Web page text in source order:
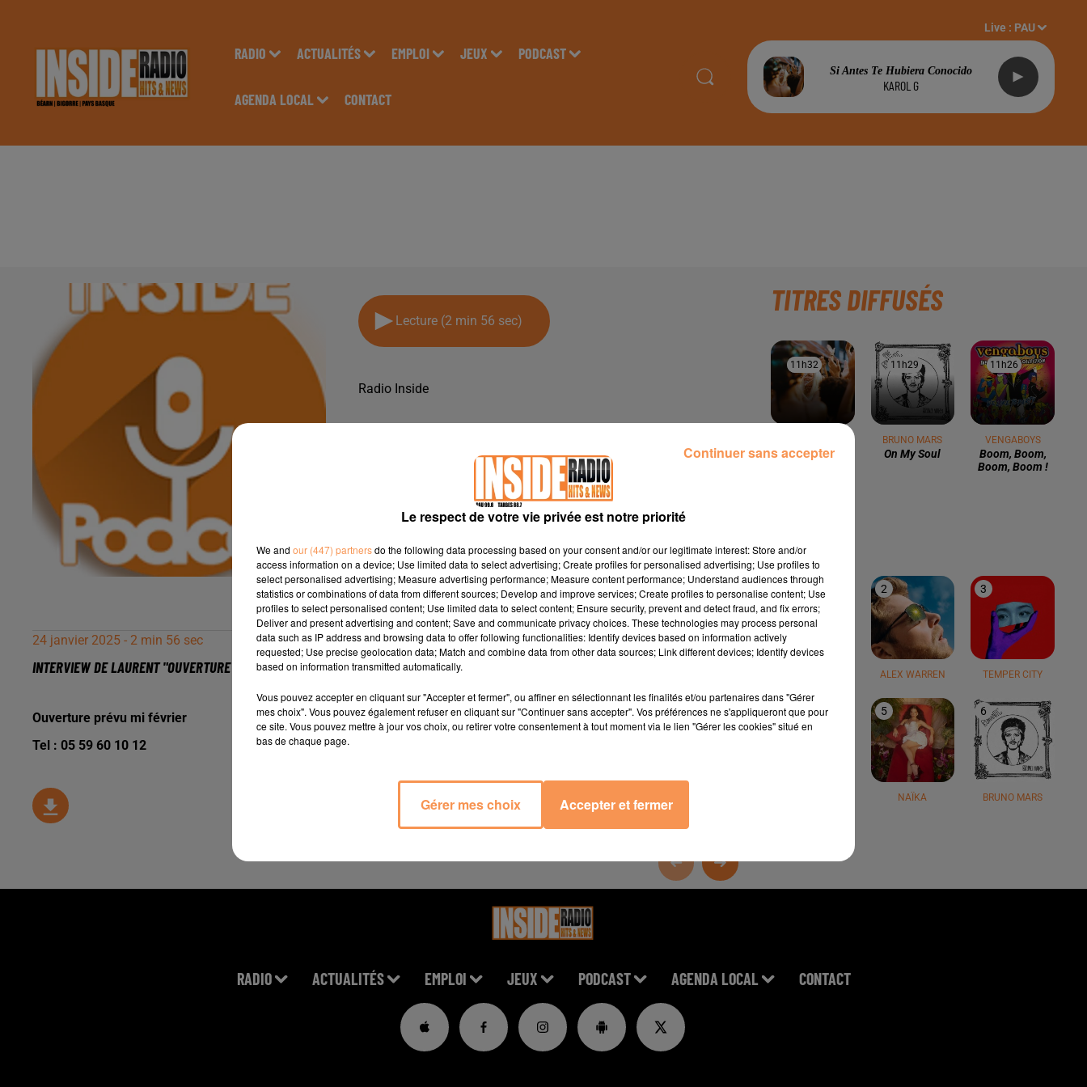
RADIO ACTUALITÉS EMPLOI JEUX PODCAST
AGENDA LOCAL CONTACT
Live : PAU
Si Antes Te Hubiera Conocido
KAROL G
Lecture (2 min 56 sec)
Radio Inside
24 janvier 2025 - 2 min 56 sec
INTERVIEW DE LAURENT "OUVERTURE PROCHAINEMENT DU CENTRE DE LAVAGE WASH" À LACQ, SUR RADIO INSIDE
Ouverture prévu mi février
Tel : 05 59 60 10 12
TITRES DIFFUSÉS
11h32
11h32
Si Antes Te
11h29
11h29
BRUNO MARS
On My Soul
11h26
11h26
VENGABOYS
Boom, Boom,
Boom, Boom !
2
ALEX WARREN
3
TEMPER CITY
4 5
NAÏKA
6
BRUNO MARS
RADIO ACTUALITÉS EMPLOI JEUX PODCAST AGENDA LOCAL CONTACT
Le respect de votre vie privée est notre priorité
We and our (447) partnersdo the following data processing based on your consent and/or our legitimate interest: Store and/or
access information on a device; Use limited data to select advertising; Create profiles for personalised advertising; Use profiles to
select personalised advertising; Measure advertising performance; Measure content performance; Understand audiences through
statistics or combinations of data from different sources; Develop and improve services; Create profiles to personalise content; Use
profiles to select personalised content; Use limited data to select content; Ensure security, prevent and detect fraud, and fix errors;
Deliver and present advertising and content; Save and communicate privacy choices. These technologies may process personal
data such as IP address and browsing data to offer following functionalities: Identify devices based on information actively
requested; Use precise geolocation data; Match and combine data from other data sources; Link different devices; Identify devices
based on information transmitted automatically.
Vous pouvez accepter en cliquant sur "Accepter et fermer", ou affiner en sélectionnant les finalités et/ou partenaires dans "Gérer
mes choix". Vous pouvez également refuser en cliquant sur "Continuer sans accepter". Vos préférences ne s'appliqueront que pour
ce site. Vous pouvez mettre à jour vos choix, ou retirer votre consentement à tout moment via le lien "Gérer les cookies" situé en
bas de chaque page.
Gérer mes choix Accepter et fermer
Continuer sans accepter